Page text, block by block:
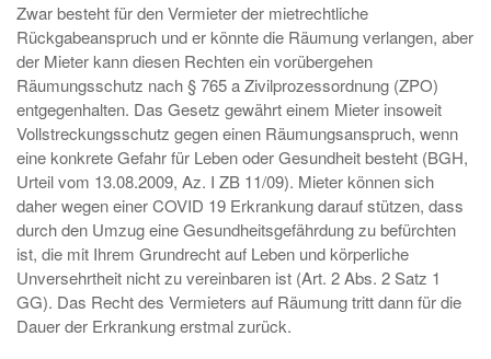
Zwar besteht für den Vermieter der mietrechtliche
Rückgabeanspruch und er könnte die Räumung verlangen, aber
der Mieter kann diesen Rechten ein vorübergehen
Räumungsschutz nach § 765 a Zivilprozessordnung (ZPO)
entgegenhalten. Das Gesetz gewährt einem Mieter insoweit
Vollstreckungsschutz gegen einen Räumungsanspruch, wenn
eine konkrete Gefahr für Leben oder Gesundheit besteht (BGH,
Urteil vom 13.08.2009, Az. I ZB 11/09). Mieter können sich
daher wegen einer COVID 19 Erkrankung darauf stützen, dass
durch den Umzug eine Gesundheitsgefährdung zu befürchten
ist, die mit Ihrem Grundrecht auf Leben und körperliche
Unversehrtheit nicht zu vereinbaren ist (Art. 2 Abs. 2 Satz 1
GG). Das Recht des Vermieters auf Räumung tritt dann für die
Dauer der Erkrankung erstmal zurück.